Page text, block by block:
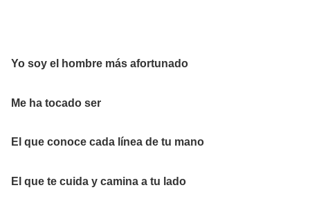
Yo soy el hombre más afortunado
Me ha tocado ser
El que conoce cada línea de tu mano
El que te cuida y camina a tu lado